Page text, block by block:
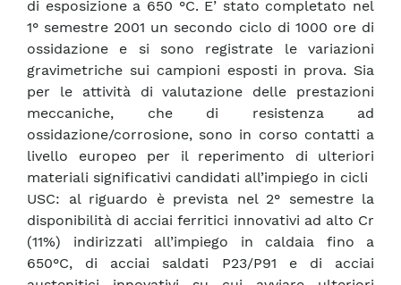
di esposizione a 650 °C. E’ stato completato nel
1° semestre 2001 un secondo ciclo di 1000 ore di
ossidazione e si sono registrate le variazioni
gravimetriche sui campioni esposti in prova. Sia
per le attività di valutazione delle prestazioni
meccaniche, che di resistenza ad
ossidazione/corrosione, sono in corso contatti a
livello europeo per il reperimento di ulteriori
materiali significativi candidati all’impiego in cicli
USC: al riguardo è prevista nel 2° semestre la
disponibilità di acciai ferritici innovativi ad alto Cr
(11%) indirizzati all’impiego in caldaia fino a
650°C, di acciai saldati P23/P91 e di acciai